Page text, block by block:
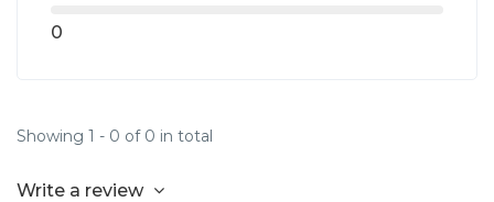
0
Showing 1 - 0 of 0 in total
Write a review